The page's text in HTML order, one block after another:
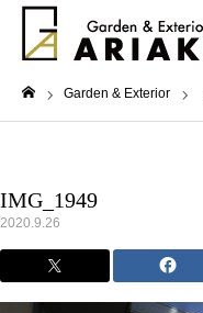
Garden & Exterior
IMG_1949
2020.9.26